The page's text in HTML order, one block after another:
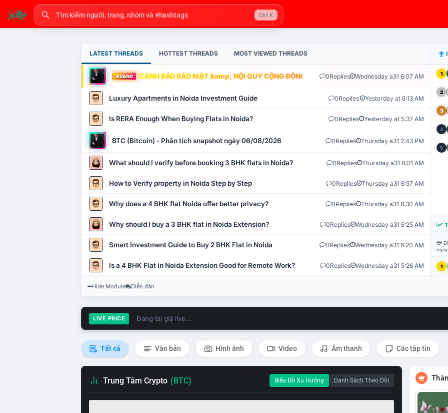
Ctrl K
LATEST THREADS HOTTEST THREADS MOST VIEWED THREADS
VÀNG CẢNH BÁO BẢO MẬT &amp; NỘI QUY CỘNG ĐỒNG VLIKE.VN: HỆ THỐNG GIÁM SÁT TỰ
0Replies Wednesday a31 6:07 AM
Luxury Apartments in Noida Investment Guide 0Replies Yesterday at 6:13 AM
Is RERA Enough When Buying Flats in Noida? 0Replies Yesterday at 5:37 AM
BTC (Bitcoin) - Phân tích snapshot ngày 06/08/2026 0Replies Thursday a31 2:43 PM
What should I verify before booking 3 BHK flats in Noida? 0Replies Thursday a31 8:01 AM
How to Verify property in Noida Step by Step 0Replies Thursday a31 6:57 AM
Why does a 4 BHK flat Noida offer better privacy? 0Replies Thursday a31 6:30 AM
Why should I buy a 3 BHK flat in Noida Extension? 0Replies Wednesday a31 6:25 AM
Smart Investment Guide to Buy 2 BHK Flat in Noida 0Replies Wednesday a31 6:20 AM
Is a 4 BHK Flat in Noida Extension Good for Remote Work? 0Replies Wednesday a31 5:26 AM
1
2
3
4
5
1
Hide Module Diễn đàn
LIVE PRICE Đang tải giá live...
Tất cả Văn bản Hình ảnh Video Âm thanh Các tập tin
Trung Tâm Crypto (BTC) Biểu Đồ Xu Hướng Danh Sách Theo Dõi